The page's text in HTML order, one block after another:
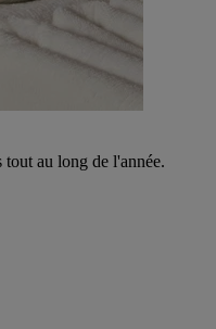
au long de l'année.